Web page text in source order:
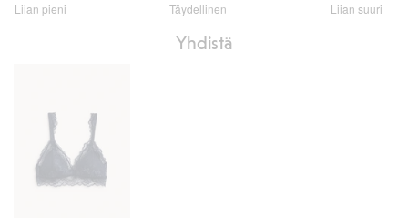
Liian pieni Täydellinen Liian suuri
/
Yhdistä